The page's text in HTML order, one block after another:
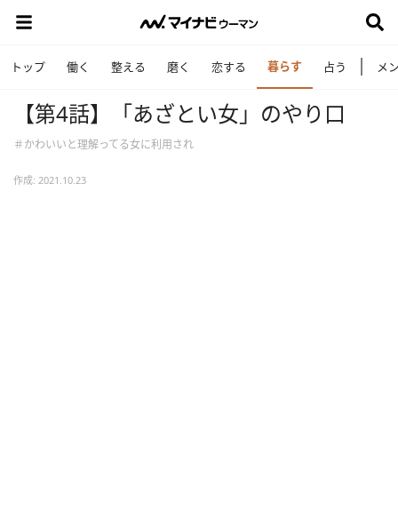
トップ 働く 整える 磨く 恋する 暮らす 占う メ
【第4話】「あざとい女」のやり口
＃かわいいと理解ってる女に利用され
作成: 2021.10.23